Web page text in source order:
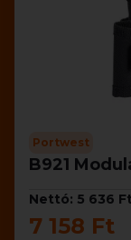
Portwest
B921
Nettó: 5 636 Ft
7 158 Ft